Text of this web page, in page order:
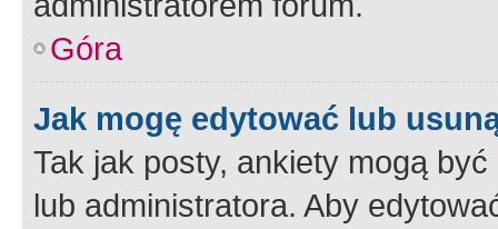
Góra
Jak mogę edytować lub
Tak jak posty, ankiety mogą
lub administratora. Aby